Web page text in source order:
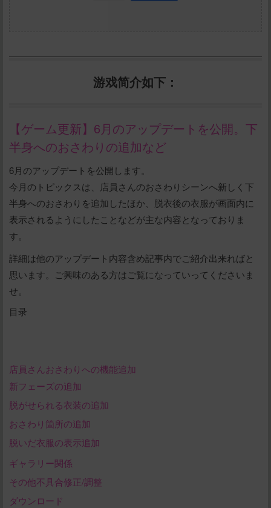
游戏简介如下：
【ゲーム更新】6月のアップデートを公開。下
半身へのおさわりの追加など
6月のアップデートを公開します。
今月のトピックスは、店員さんのおさわりシーンへ新しく下
半身へのおさわりを追加したほか、脱衣後の衣服が画面内に
表示されるようにしたことなどが主な内容となっておりま
す。
詳細は他のアップデート内容含め記事内でご紹介出来ればと
思います。ご興味のある方はご覧になっていってくださいま
せ。
目录
店員さんおさわりへの機能追加
新フェーズの追加
脱がせられる衣装の追加
おさわり箇所の追加
脱いだ衣服の表示追加
ギャラリー関係
その他不具合修正/調整
ダウンロード